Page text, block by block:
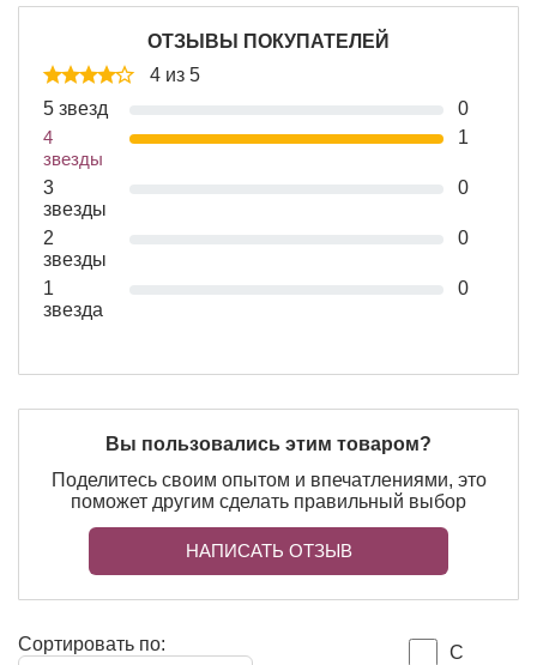
ОТЗЫВЫ ПОКУПАТЕЛЕЙ
4 из 5
5 звезд
0
4
звезды
1
3
звезды
0
2
звезды
0
1
звезда
0
Вы пользовались этим товаром?
Поделитесь своим опытом и впечатлениями, это
поможет другим сделать правильный выбор
НАПИСАТЬ ОТЗЫВ
Сортировать по:
С